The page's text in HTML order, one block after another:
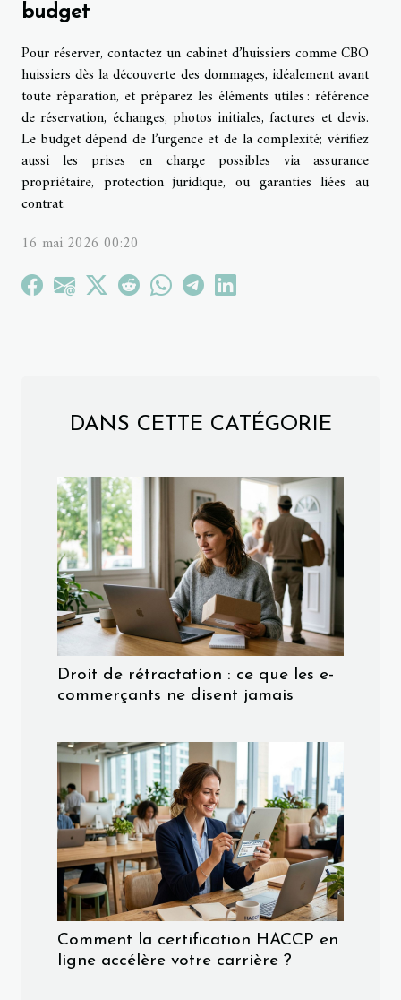
budget
Pour réserver, contactez un cabinet d’huissiers comme CBO
huissiers dès la découverte des dommages, idéalement avant
toute réparation, et préparez les éléments utiles : référence
de réservation, échanges, photos initiales, factures et devis.
Le budget dépend de l’urgence et de la complexité; vérifiez
aussi les prises en charge possibles via assurance
propriétaire, protection juridique, ou garanties liées au
contrat.
16 mai 2026 00:20
DANS CETTE CATÉGORIE
Droit de rétractation : ce que les e-
commerçants ne disent jamais
Comment la certification HACCP en
ligne accélère votre carrière ?